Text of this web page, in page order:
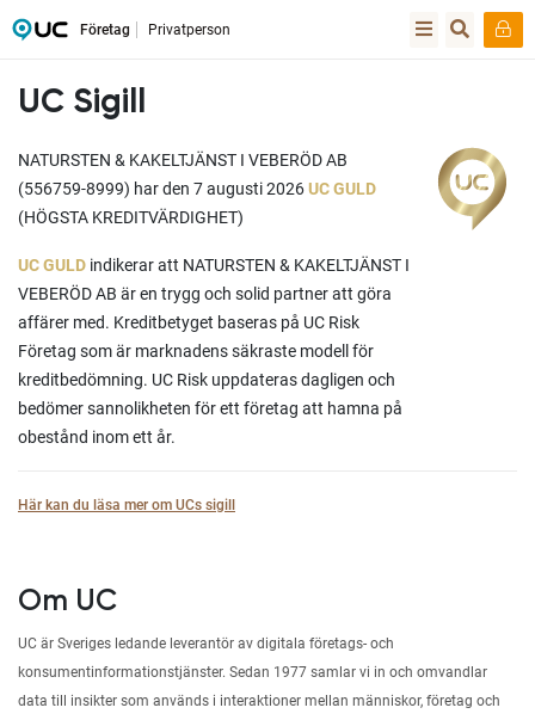
Företag Privatperson
UC Sigill
NATURSTEN & KAKELTJÄNST I VEBERÖD AB
(556759-8999) har den 7 augusti 2026UC GULD
(HÖGSTA KREDITVÄRDIGHET)
UC GULD indikerar att NATURSTEN & KAKELTJÄNST I
VEBERÖD AB är en trygg och solid partner att göra
affärer med. Kreditbetyget baseras på UC Risk
Företag som är marknadens säkraste modell för
kreditbedömning. UC Risk uppdateras dagligen och
bedömer sannolikheten för ett företag att hamna på
obestånd inom ett år.
Här kan du läsa mer om UCs sigill
Om UC
UC är Sveriges ledande leverantör av digitala företags- och
konsumentinformationstjänster. Sedan 1977 samlar vi in och omvandlar
data till insikter som används i interaktioner mellan människor, företag och